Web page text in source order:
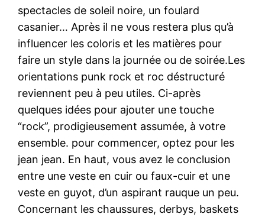
spectacles de soleil noire, un foulard
casanier… Après il ne vous restera plus qu’à
influencer les coloris et les matières pour
faire un style dans la journée ou de soirée.Les
orientations punk rock et roc déstructuré
reviennent peu à peu utiles. Ci-après
quelques idées pour ajouter une touche
“rock”, prodigieusement assumée, à votre
ensemble. pour commencer, optez pour les
jean jean. En haut, vous avez le conclusion
entre une veste en cuir ou faux-cuir et une
veste en guyot, d’un aspirant rauque un peu.
Concernant les chaussures, derbys, baskets